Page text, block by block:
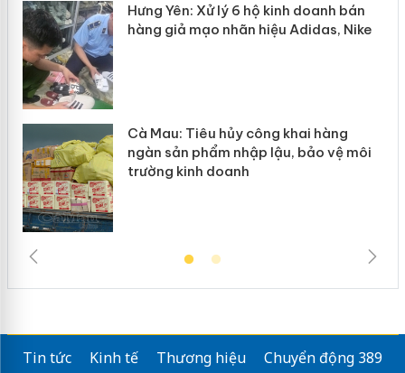
Hưng Yên: Xử lý 6 hộ kinh doanh bán
hàng giả mạo nhãn hiệu Adidas, Nike
Cà Mau: Tiêu hủy công khai hàng
ngàn sản phẩm nhập lậu, bảo vệ môi
trường kinh doanh
Tin tức Kinh tế Thương hiệu
Chuyển động 389